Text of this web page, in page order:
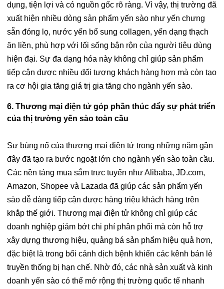
dụng, tiện lợi và có nguồn gốc rõ ràng. Vì vậy, thị trường đã
xuất hiện nhiều dòng sản phẩm yến sào như yến chưng
sẵn đóng lọ, nước yến bổ sung collagen, yến dạng thạch
ăn liền, phù hợp với lối sống bận rộn của người tiêu dùng
hiện đại. Sự đa dạng hóa này không chỉ giúp sản phẩm
tiếp cận được nhiều đối tượng khách hàng hơn mà còn tạo
ra cơ hội gia tăng giá trị gia tăng cho ngành yến sào.
6. Thương mại điện tử góp phần thúc đẩy sự phát triển
của thị trường yến sào toàn cầu
Sự bùng nổ của thương mại điện tử trong những năm gần
đây đã tạo ra bước ngoặt lớn cho ngành yến sào toàn cầu.
Các nền tảng mua sắm trực tuyến như Alibaba, JD.com,
Amazon, Shopee và Lazada đã giúp các sản phẩm yến
sào dễ dàng tiếp cận được hàng triệu khách hàng trên
khắp thế giới. Thương mại điện tử không chỉ giúp các
doanh nghiệp giảm bớt chi phí phân phối mà còn hỗ trợ
xây dựng thương hiệu, quảng bá sản phẩm hiệu quả hơn,
đặc biệt là trong bối cảnh dịch bệnh khiến các kênh bán lẻ
truyền thống bị hạn chế. Nhờ đó, các nhà sản xuất và kinh
doanh yến sào có thể mở rộng thị trường quốc tế nhanh